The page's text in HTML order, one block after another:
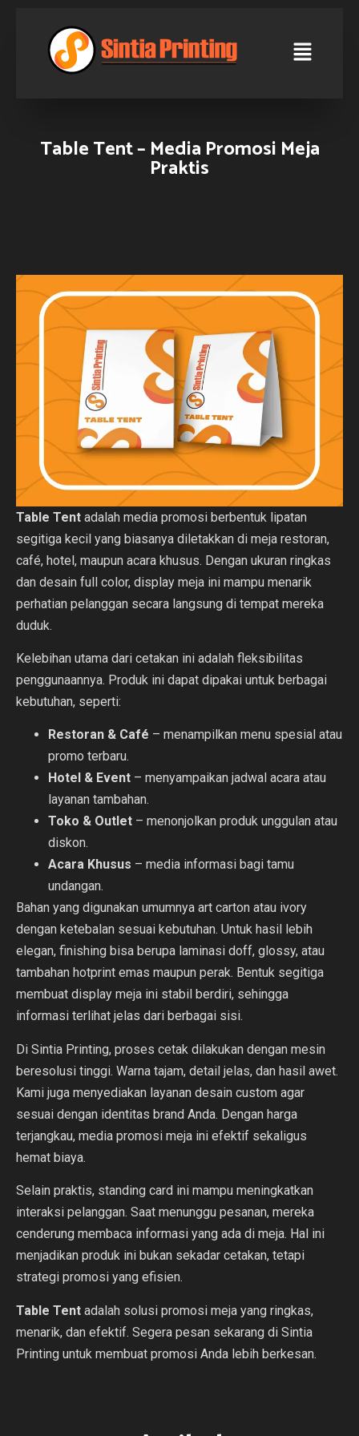
Table Tent – Media Promosi Meja
Praktis
Table Tent adalah media promosi berbentuk lipatan
segitiga kecil yang biasanya diletakkan di meja restoran,
café, hotel, maupun acara khusus. Dengan ukuran ringkas
dan desain full color, display meja ini mampu menarik
perhatian pelanggan secara langsung di tempat mereka
duduk.
Kelebihan utama dari cetakan ini adalah fleksibilitas
penggunaannya. Produk ini dapat dipakai untuk berbagai
kebutuhan, seperti:
Restoran & Café – menampilkan menu spesial atau
promo terbaru.
Hotel & Event – menyampaikan jadwal acara atau
layanan tambahan.
Toko & Outlet – menonjolkan produk unggulan atau
diskon.
Acara Khusus – media informasi bagi tamu
undangan.
Bahan yang digunakan umumnya art carton atau ivory
dengan ketebalan sesuai kebutuhan. Untuk hasil lebih
elegan, finishing bisa berupa laminasi doff, glossy, atau
tambahan hotprint emas maupun perak. Bentuk segitiga
membuat display meja ini stabil berdiri, sehingga
informasi terlihat jelas dari berbagai sisi.
Di Sintia Printing, proses cetak dilakukan dengan mesin
beresolusi tinggi. Warna tajam, detail jelas, dan hasil awet.
Kami juga menyediakan layanan desain custom agar
sesuai dengan identitas brand Anda. Dengan harga
terjangkau, media promosi meja ini efektif sekaligus
hemat biaya.
Selain praktis, standing card ini mampu meningkatkan
interaksi pelanggan. Saat menunggu pesanan, mereka
cenderung membaca informasi yang ada di meja. Hal ini
menjadikan produk ini bukan sekadar cetakan, tetapi
strategi promosi yang efisien.
Table Tent adalah solusi promosi meja yang ringkas,
menarik, dan efektif. Segera pesan sekarang di Sintia
Printing untuk membuat promosi Anda lebih berkesan.